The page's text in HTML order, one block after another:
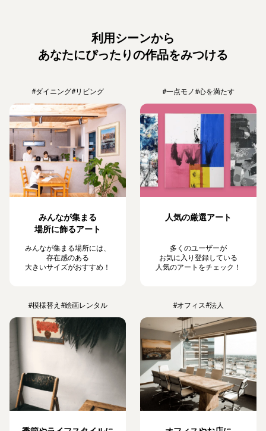
利用シーンから
あなたにぴったりの作品をみつける
#ダイニング#リビング
みんなが集まる
場所に飾るアート
みんなが集まる場所には、
存在感のある
大きいサイズがおすすめ！
#一点モノ#心を満たす
人気の厳選アート
多くのユーザーが
お気に入り登録している
人気のアートをチェック！
#模様替え #絵画レンタル #オフィス#法人